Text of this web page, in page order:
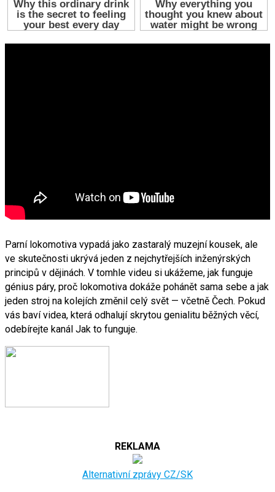
Parní lokomotiva vypadá jako zastaralý muzejní kousek, ale
ve skutečnosti ukrývá jeden z nejchytřejších inženýrských
principů v dějinách. V tomhle videu si ukážeme, jak funguje
génius páry, proč lokomotiva dokáže pohánět sama sebe a jak
jeden stroj na kolejích změnil celý svět — včetně Čech. Pokud
vás baví videa, která odhalují skrytou genialitu běžných věcí,
odebírejte kanál Jak to funguje.
REKLAMA
Alternativní zprávy CZ/SK